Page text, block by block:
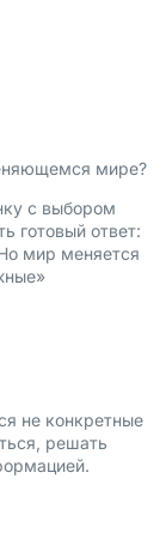
мире?
с выбором
готовый ответ:
мир меняется
не конкретные
решать